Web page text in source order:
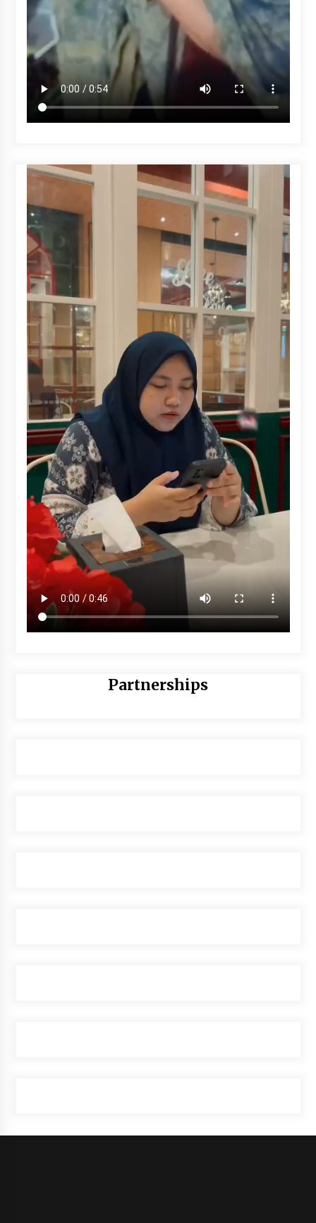
Partnerships